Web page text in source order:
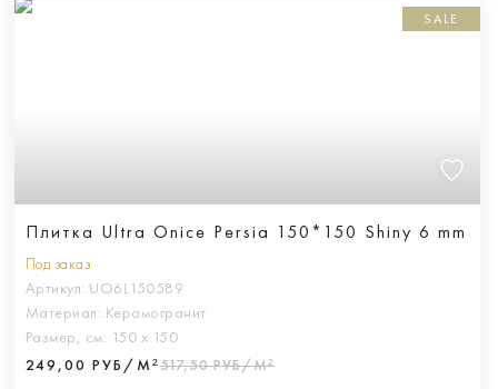
SALE
Плитка Ultra Onice Persia 150*150 Shiny 6 mm
Под заказ
Артикул: UO6L150589
Материал: Керамогранит
Размер, см: 150 х 150
249,00 РУБ/М²517,50 РУБ/М²